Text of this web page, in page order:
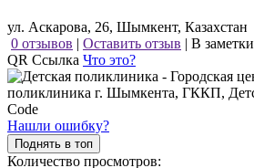
ул. Аскарова, 26, Шымкент, Казахстан
0 отзывов | Оставить отзыв | В заметки
QR Ссылка Что это?
Нашли ошибку?
Поднять в топ
Количество просмотров: